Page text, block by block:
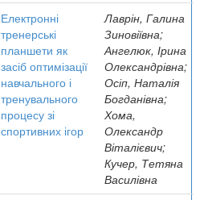
Електронні
тренерські
планшети як
засіб оптимізації
навчального і
тренувального
процесу зі
спортивних ігор
Лаврін, Галина
Зиновіївна;
Ангелюк, Ірина
Олександрівна;
Осіп, Наталія
Богданівна;
Хома,
Олександр
Віталієвич;
Кучер, Тетяна
Василівна